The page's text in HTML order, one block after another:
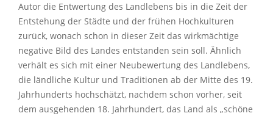
Autor die Entwertung des Landlebens bis in die Zeit der
Entstehung der Städte und der frühen Hochkulturen
zurück, wonach schon in dieser Zeit das wirkmächtige
negative Bild des Landes entstanden sein soll. Ähnlich
verhält es sich mit einer Neubewertung des Landlebens,
die ländliche Kultur und Traditionen ab der Mitte des 19.
Jahrhunderts hochschätzt, nachdem schon vorher, seit
dem ausgehenden 18. Jahrhundert, das Land als „schöne